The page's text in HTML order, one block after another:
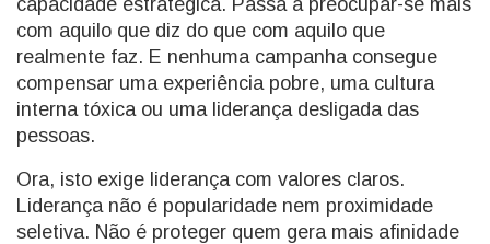
capacidade estratégica. Passa a preocupar-se mais
com aquilo que diz do que com aquilo que
realmente faz. E nenhuma campanha consegue
compensar uma experiência pobre, uma cultura
interna tóxica ou uma liderança desligada das
pessoas.
Ora, isto exige liderança com valores claros.
Liderança não é popularidade nem proximidade
seletiva. Não é proteger quem gera mais afinidade